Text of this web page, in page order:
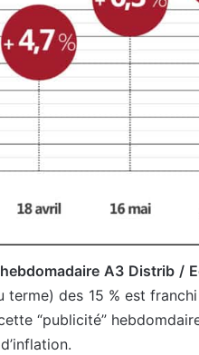
A3 Distrib /
des 15 % est
“publicité”